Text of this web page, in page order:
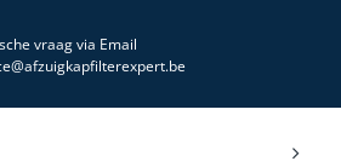
vraag via Email